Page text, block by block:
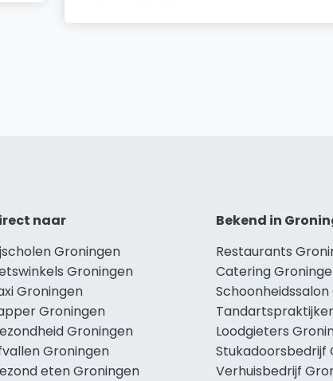
naar
Groningen
Groningen
Groningen
Groningen
Groningen
Groningen
eten Groningen
Bekend in
Restaurants
Catering
Loodgieters
Stukadoorsbedrijf
Verhuisbedrijf